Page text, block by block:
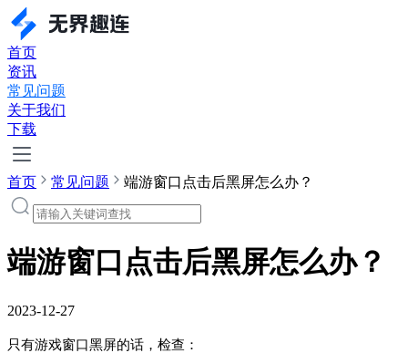
首页
资讯
常见问题
关于我们
下载
首页 常见问题 端游窗口点击后黑屏怎么办？
端游窗口点击后黑屏怎么办？
2023-12-27
只有游戏窗口黑屏的话，检查：